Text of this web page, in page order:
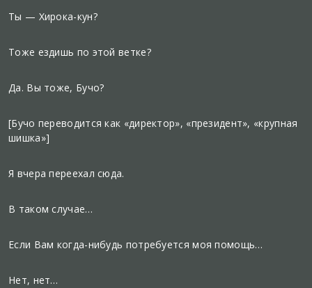
Ты — Хирока-кун?
Тоже ездишь по этой ветке?
Да. Вы тоже, Бучо?
[Бучо переводится как «директор», «президент», «крупная
шишка»]
Я вчера переехал сюда.
В таком случае…
Если Вам когда-нибудь потребуется моя помощь…
Нет, нет…